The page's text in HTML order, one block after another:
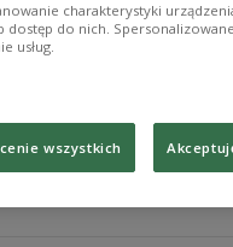
"Czyste
rozwiązań
i
24 Patryk Michalski
charakterystyki
do nich.
usług.
wszystkich